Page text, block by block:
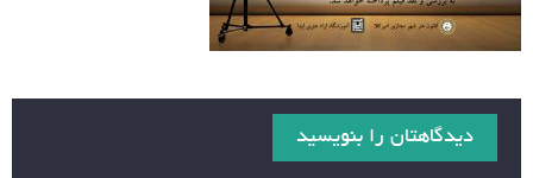
دیدگاهتان را بنویسید